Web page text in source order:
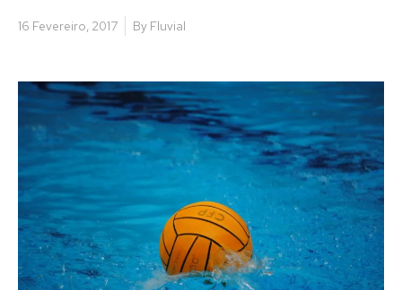
16 Fevereiro, 2017 By Fluvial